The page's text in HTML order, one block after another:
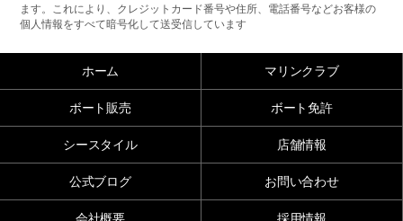
ます。これにより、クレジットカード番号や住所、電話番号などお客様の
個人情報をすべて暗号化して送受信しています
ホーム マリンクラブ
ボート販売 ボート免許
シースタイル 店舗情報
公式ブログ お問い合わせ
会社概要 採用情報